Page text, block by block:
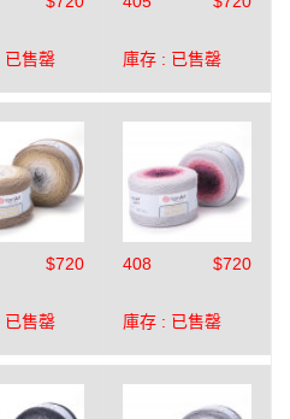
已售罄 庫存 : 已售罄
$720
已售罄
408 $720
庫存 : 已售罄